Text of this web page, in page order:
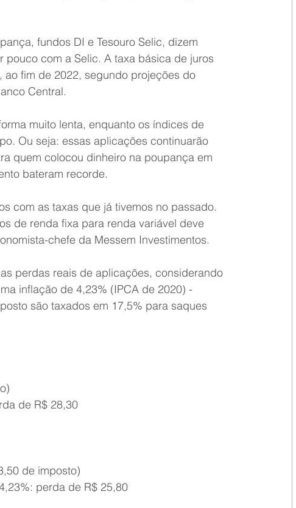
fundos DI e Tesouro Selic, dizem
pouco com a Selic. A taxa básica de juros
ao fim de 2022, segundo projeções do
Central.
muito lenta, enquanto os índices de
Ou seja: essas aplicações continuarão
quem colocou dinheiro na poupança em
bateram recorde.
com as taxas que já tivemos no passado.
de renda fixa para renda variável deve
chefe da Messem Investimentos.
perdas reais de aplicações, considerando
inflação de 4,23% (IPCA de 2020) -
são taxados em 17,5% para saques
de R$ 28,30
de imposto)
perda de R$ 25,80